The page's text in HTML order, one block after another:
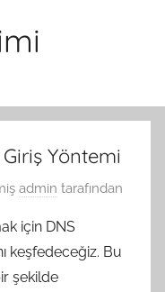
Yöntemi
admin tarafından
için DNS
keşfedeceğiz. Bu
şekilde